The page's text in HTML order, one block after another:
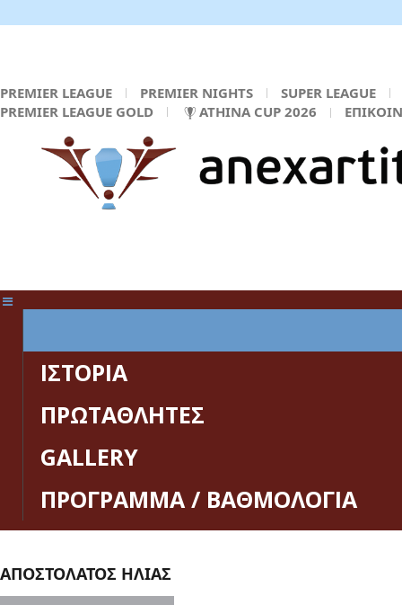
PREMIER LEAGUE PREMIER NIGHTS
SUPER LEAGUE
PREMIER LEAGUE GOLD
ATHINA CUP 2026
ΙΣΤΟΡΙΑ
ΠΡΩΤΑΘΛΗΤΕΣ
GALLERY
ΠΡΟΓΡΑΜΜΑ / ΒΑΘΜΟΛΟΓΙΑ
ΑΠΟΣΤΟΛΑΤΟΣ ΗΛΙΑΣ